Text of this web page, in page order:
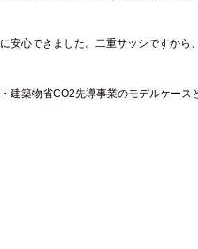
心できました。二重サッシですから
築物省CO2先導事業のモデルケース